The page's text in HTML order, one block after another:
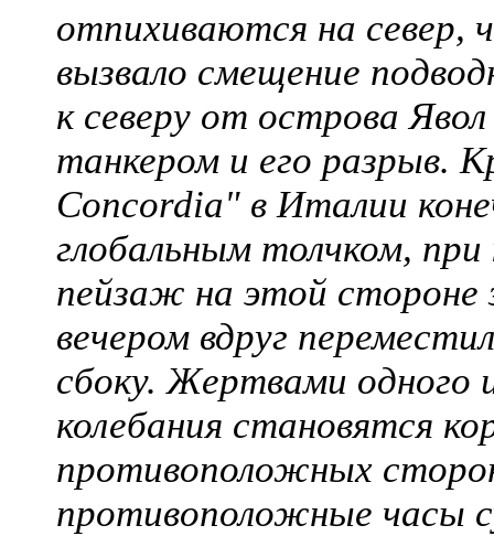
отпихиваются на север,
вызвало смещение
к северу от острова
танкером и его разрыв.
Concordia" в Италии
глобальным толчком,
пейзаж на этой стороне
вечером вдруг
сбоку. Жертвами одного
колебания становятся
противоположных
противоположные часы